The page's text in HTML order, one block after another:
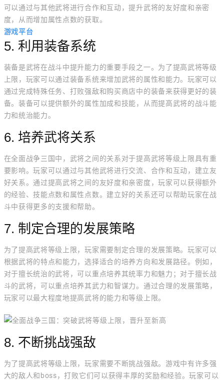
可以通过与其他武将进行合作和互动，提升武将的友好度和亲密
度，从而增加属性点数的获取。
游戏平台
5. 利用装备系统
装备是武将在战斗中提升能力的重要手段之一。为了提高武将等级
上限，玩家可以通过装备系统来增加武将的属性和能力。玩家可以
通过完成特殊任务、打败强敌和购买商店中的装备来获得更好的装
备。装备可以提供额外的属性加成和技能，从而提高武将的战斗能
力和统治能力。
6. 培养武将关系
在全面战争三国中，武将之间的关系对于提高武将等级上限具有重
要影响。玩家可以通过与其他武将进行交流、合作和互动，建立友
好关系。通过提高武将之间的友好度和亲密度，玩家可以获得额外
的经验、技能点数和属性点数。建立好的关系还可以帮助玩家在战
斗中获得更多的支援和帮助。
7. 制定合理的发展策略
为了提高武将等级上限，玩家需要制定合理的发展策略。玩家可以
根据武将的特点和能力，选择适合的培养方向和发展路径。例如，
对于擅长统治的武将，可以重点培养其统率力和魅力；对于擅长战
斗的武将，可以重点培养其武力和智谋力。通过合理的发展策略，
玩家可以最大程度地提高武将的能力和等级上限。
8. 不断挑战强敌
为了提高武将等级上限，玩家需要不断挑战强敌。游戏中有许多强
大的敌人和boss，打败它们可以获得丰厚的奖励和经验。玩家可以